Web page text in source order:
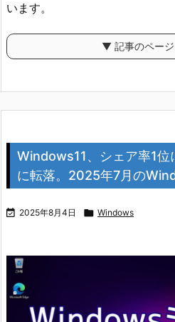
います。
▼ 記事のペー
Windows11、シェア率1
に転落。2025年7月の
 2025年8月4日  Windows